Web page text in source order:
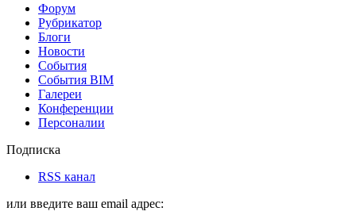
Форум
Рубрикатор
Блоги
Новости
События
События BIM
Галереи
Конференции
Персоналии
Подписка
RSS канал
или введите ваш email адрес: